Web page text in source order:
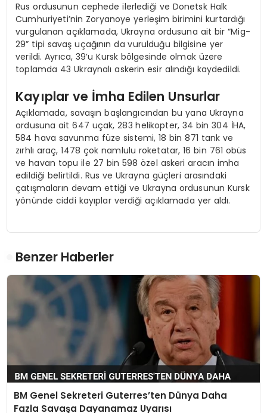
Rus ordusunun cephede ilerlediği ve Donetsk Halk
Cumhuriyeti’nin Zoryanoye yerleşim birimini kurtardığı
vurgulanan açıklamada, Ukrayna ordusuna ait bir “Mig-
29” tipi savaş uçağının da vurulduğu bilgisine yer
verildi. Ayrıca, 39’u Kursk bölgesinde olmak üzere
toplamda 43 Ukraynalı askerin esir alındığı kaydedildi.
Kayıplar ve İmha Edilen Unsurlar
Açıklamada, savaşın başlangıcından bu yana Ukrayna
ordusuna ait 647 uçak, 283 helikopter, 34 bin 304 İHA,
584 hava savunma füze sistemi, 18 bin 871 tank ve
zırhlı araç, 1478 çok namlulu roketatar, 16 bin 761 obüs
ve havan topu ile 27 bin 598 özel askeri aracın imha
edildiği belirtildi. Rus ve Ukrayna güçleri arasındaki
çatışmaların devam ettiği ve Ukrayna ordusunun Kursk
yönünde ciddi kayıplar verdiği açıklamada yer aldı.
Benzer Haberler
BM Genel Sekreteri Guterres’ten Dünya Daha
Fazla Savaşa Dayanamaz Uyarısı